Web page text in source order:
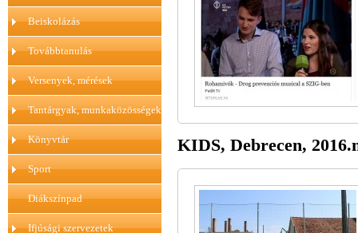
Beiskolázás
Továbbtanulás
Versenyek, mérések
Tantárgyak, munkaközösségek
Könyvtár
Sport
Diákszínpad
Ifjúsági szervezetek
KIDS, Debrecen,